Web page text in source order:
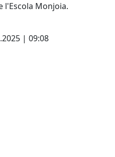
l'Escola Monjoia.
| 09:08